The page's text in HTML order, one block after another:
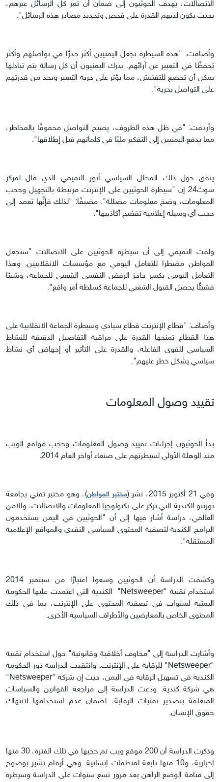
الاتصالات، يهدف الحوثيون إلى ضمان أن تمر كل الرسائل عبرهم،
بحيث يكون لديهم القدرة على فحص وتحديد مصادر هذه الرسائل".
وأضافت: "هذه السيطرة تجعل اليمنيين أكثر حذرًا في تواصلهم وأكثر
تحفظًا في التعبير عن آرائهم. يدرك اليمنيون أن كل رسالة يتم تبادلها
يمكن أن تخضع للتفتيش، مما يؤثر على حرية التعبير ويحد من قدرتهم
على التواصل بحرية".
وأردفت: "في ظل هذه الظروف، يصبح التواصل محفوفًا بالمخاطر،
مما يدفع اليمنيين إلى التفكير مليًا في كلماتهم قبل إطلاقها".
يتفق حول ذلك المحلل السياسي أنور التميمي الذي قال لمركز
سوث24 إن "سيطرة الحوثيين على الإنترنت مرتبطة بالتجهيل وحجب
المعلومات، وضخ معلومات مضللة". مضيفًا: "لذلك فإنَّها تعمد إلى
حجب أي وسيلة إعلامية تفضح أكاذيبها".
ولفت التميمي إلى أن سيطرة الحوثيين على الاتصالات "ستجعل
المواطن مضطرا للتعامل اليومي مع مؤسسات الانقلابيين. وهذا
التعامل اليومي يكسر حاجز الرفض النفسي الشعبي للجماعة، وشيئا
فشيئًا يحصل القبول الشعبي للجماعة كسلطة أمر واقع".
وأضاف: "قطاع الإنترنت قطاع سيادي وسيطرة الجماعة الانقلابية على
هذا القطاع تمنحها القدرة على مراقبة التفاصيل الدقيقة للنشاط
السياسي للقوى الفاعلة، والقدرة على التأثير أو إجهاض أي نشاط
سياسي يشكل خطر عليهم".
تقييد وصول المعلومات
بدأ الحوثيون إجراءات تقييد وصول المعلومات وحجب مواقع الويب
منذ الوهلة الأولى لسيطرتهم على صنعاء أواخر العام 2014.
وفي 21 أكتوبر 2015، نشر ( مختبر المواطن)، وهو مختبر تقني بجامعة
تورنتو الكندية التي تركز على تكنولوجيا المعلومات والاتصالات، والأمن
العالمي، دراسة أشار فيها إلى أن "الحوثيين في اليمن يستخدمون
البرامج الكندية لتصفية المحتوى السياسي النقدي والمواقع الإعلامية
المستقلة".
وكشفت الدراسة أن الحوثيين وسعوا اعتبارًا من سبتمبر 2014
استخدام تقنية "Netsweeper" الكندية التي اعتمدت عليها الحكومة
اليمنية لسنوات في تصفية المحتوى على الإنترنت، بما في ذلك
المحتوى الخاص بالمعارضين والأطراف السياسية الأخرى.
وأشارت الدراسة إلى "مخاوف أخلاقية وقانونية" حول استخدام تقنية
"Netsweeper" للرقابة على الإنترنت. وانتقدت الدراسة دور الحكومة
الكندية في تسهيل الرقابة في اليمن، حيث إن شركة "Netsweeper"
هي شركة كندية. ودعت الدراسة إلى مراجعة القوانين والسياسات
المتعلقة بتصدير تقنيات الرقابة، لضمان عدم استخدامها لانتهاك
حقوق الإنسان.
وذكرت الدراسة أن 200 موقع ويب تم حجبها في تلك الفترة، 30 منها
إخبارية، و10 منها تابعة لمنظمات إنسانية. وهي أرقام تشير بوضوح
إلى قتامة الوضع الراهن بعد مرور تسع سنوات على الدراسة وسيطرة